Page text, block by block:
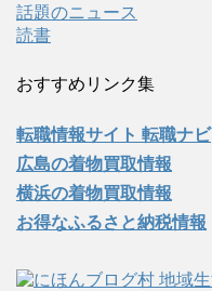
話題のニュース
読書
おすすめリンク集
転職情報サイト 転職ナビ
広島の着物買取情報
横浜の着物買取情報
お得なふるさと納税情報